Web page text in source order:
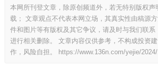
本网所刊登文章，除原创频道外，若无特别版权声
载； 文章观点不代表本网立场，其真实性由稿源
件和图片等有版权及其它争议，请及时与我们联系
进行相关删除。 文章内容仅供参考，不构成投资
作，风险自担。 https://www.136n.com/yejie/